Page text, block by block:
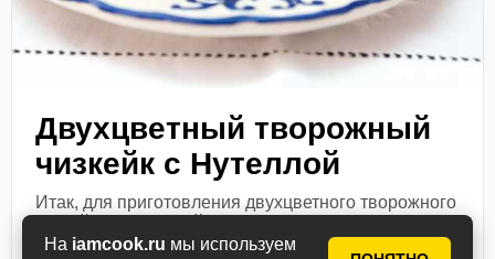
На iamcook.ru мы используем
Двухцветный творожный
чизкейк с Нутеллой
Итак, для приготовления двухцветного творожного
списку. В чаше комбайна смешиваем печенье,